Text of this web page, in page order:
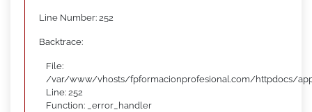
Line Number: 252
Backtrace:
File:
/var/www/vhosts/fpformacionprofesional.com/httpdocs/
Line: 252
Function: _error_handler